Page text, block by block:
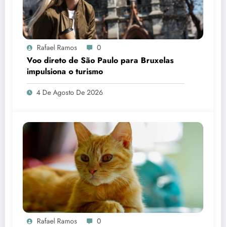
Rafael Ramos 0
Voo direto de São Paulo para Bruxelas
impulsiona o turismo
4 De Agosto De 2026
Rafael Ramos 0